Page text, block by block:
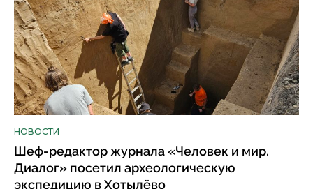
НОВОСТИ
Шеф-редактор журнала «Человек и мир.
Диалог» посетил археологическую
экспедицию в Хотылёво